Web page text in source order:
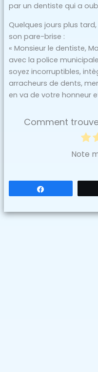
par un dentiste qui a
Quelques jours plus
son pare-brise :
« Monsieur le dentiste,
avec la police
soyez incorruptibles,
arracheurs de dents,
en va de votre honneur
Comment
Note